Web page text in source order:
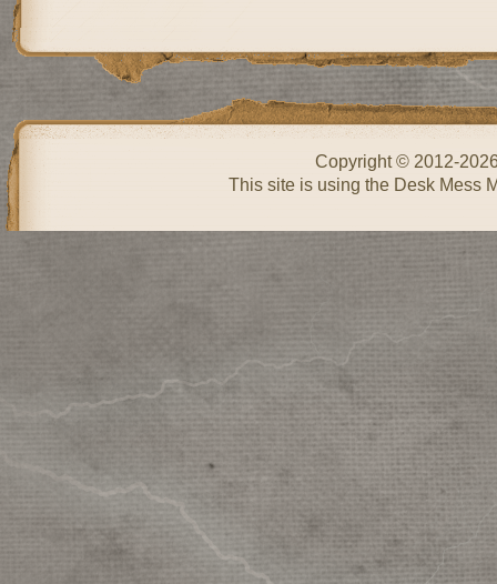
Copyright © 2012-
This site is using the Desk Mess